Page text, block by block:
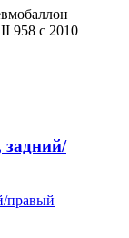
II 958 с 2010
задний/